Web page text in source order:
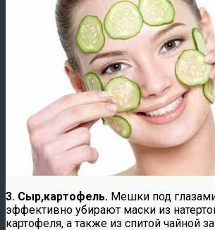
3. Сыр,картофель. Мешки под
эффективно убирают маски из
картофеля, а также из спитой чайной